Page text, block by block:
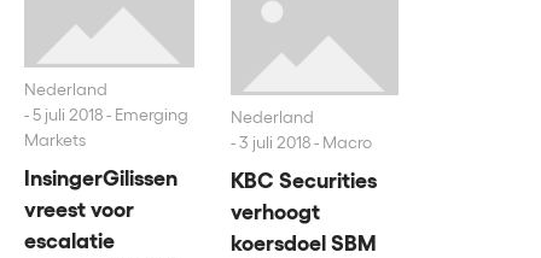
Nederland
5 juli 2018 - Emerging
Markets
InsingerGilissen
vreest voor
escalatie
Nederland
3 juli 2018 - Macro
KBC Securities
verhoogt
koersdoel SBM